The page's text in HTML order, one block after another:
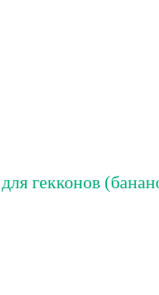
для гекконов